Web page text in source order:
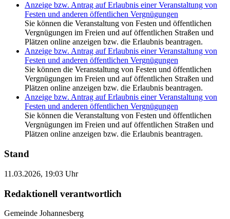
Anzeige bzw. Antrag auf Erlaubnis einer Veranstaltung von
Festen und anderen öffentlichen Vergnügungen
Sie können die Veranstaltung von Festen und öffentlichen
Vergnügungen im Freien und auf öffentlichen Straßen und
Plätzen online anzeigen bzw. die Erlaubnis beantragen.
Anzeige bzw. Antrag auf Erlaubnis einer Veranstaltung von
Festen und anderen öffentlichen Vergnügungen
Sie können die Veranstaltung von Festen und öffentlichen
Vergnügungen im Freien und auf öffentlichen Straßen und
Plätzen online anzeigen bzw. die Erlaubnis beantragen.
Anzeige bzw. Antrag auf Erlaubnis einer Veranstaltung von
Festen und anderen öffentlichen Vergnügungen
Sie können die Veranstaltung von Festen und öffentlichen
Vergnügungen im Freien und auf öffentlichen Straßen und
Plätzen online anzeigen bzw. die Erlaubnis beantragen.
Stand
11.03.2026, 19:03 Uhr
Redaktionell verantwortlich
Gemeinde Johannesberg